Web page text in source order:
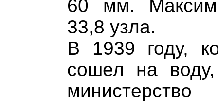
60 мм.
33,8 узла.
В 1939 году,
сошел на